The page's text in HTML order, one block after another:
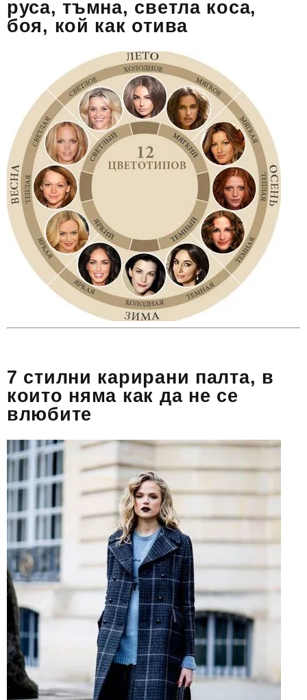
руса, тъмна, светла коса,
боя, кой как отива
7 стилни карирани палта, в
които няма как да не се
влюбите